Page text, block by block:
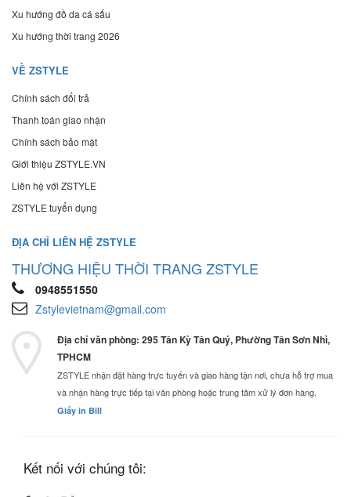
Xu hướng đồ da cá sấu
Xu hướng thời trang 2026
VỀ ZSTYLE
Chính sách đổi trả
Thanh toán giao nhận
Chính sách bảo mật
Giới thiệu ZSTYLE.VN
Liên hệ với ZSTYLE
ZSTYLE tuyển dụng
ĐỊA CHỈ LIÊN HỆ ZSTYLE
THƯƠNG HIỆU THỜI TRANG ZSTYLE
0948551550
Zstylevietnam@gmail.com
Địa chỉ văn phòng: 295 Tân Kỳ Tân Quý, Phường Tân Sơn Nhì,
TPHCM
ZSTYLE nhận đặt hàng trực tuyến và giao hàng tận nơi, chưa hỗ trợ mua
và nhận hàng trực tiếp tại văn phòng hoặc trung tâm xử lý đơn hàng.
Giấy in Bill
Kết nối với chúng tôi: